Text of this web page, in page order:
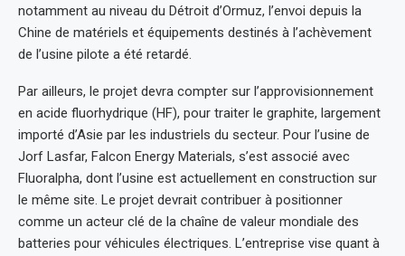
notamment au niveau du Détroit d’Ormuz, l’envoi depuis la
Chine de matériels et équipements destinés à l’achèvement
de l’usine pilote a été retardé.
Par ailleurs, le projet devra compter sur l’approvisionnement
en acide fluorhydrique (HF), pour traiter le graphite, largement
importé d’Asie par les industriels du secteur. Pour l’usine de
Jorf Lasfar, Falcon Energy Materials, s’est associé avec
Fluoralpha, dont l’usine est actuellement en construction sur
le même site. Le projet devrait contribuer à positionner
comme un acteur clé de la chaîne de valeur mondiale des
batteries pour véhicules électriques. L’entreprise vise quant à